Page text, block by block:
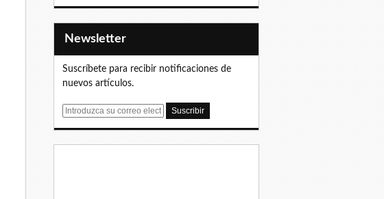
Newsletter
Suscríbete para recibir notificaciones de
nuevos artículos.
E